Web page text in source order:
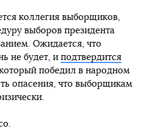
коллегия выборщиков,
выборов президента
Ожидается, что
не будет, и подтвердится
который победил в народном
опасения, что выборщикам